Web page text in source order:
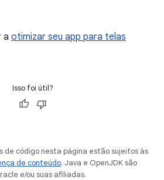
a otimizar seu app para telas
Isso foi útil?
de código nesta página estão sujeitos às
de conteúdo. Java e OpenJDK são
e/ou suas afiliadas.